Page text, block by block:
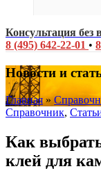
Консультация без
8 (495) 642-22-01 •
Новости и
Главная»
Справочник,
Как
клей для